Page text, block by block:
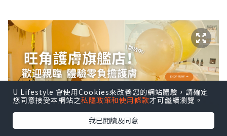
U Lifestyle 會使用Cookies來改善您的網站體驗，請確定
您同意接受本網站之私隱政策和使用條款才可繼續瀏覽。
我已閱讀及同意